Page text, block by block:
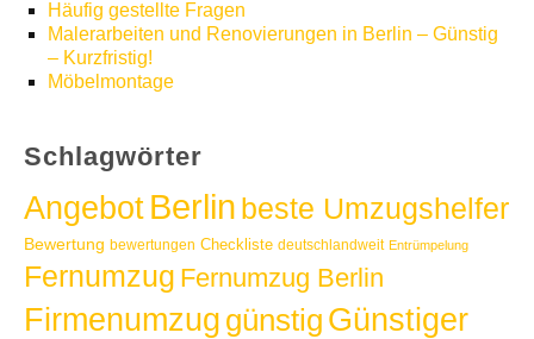
Häufig gestellte Fragen
Malerarbeiten und Renovierungen in Berlin – Günstig
– Kurzfristig!
Möbelmontage
Schlagwörter
AngebotBerlin beste Umzugshelfer
Bewertung bewertungen Checkliste deutschlandweit Entrümpelung
Fernumzug Fernumzug Berlin
Firmenumzug günstig Günstiger